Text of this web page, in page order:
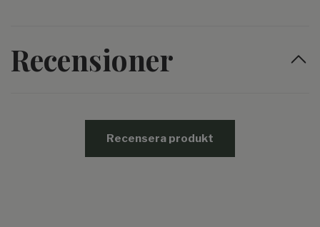
Recensioner
Recensera produkt